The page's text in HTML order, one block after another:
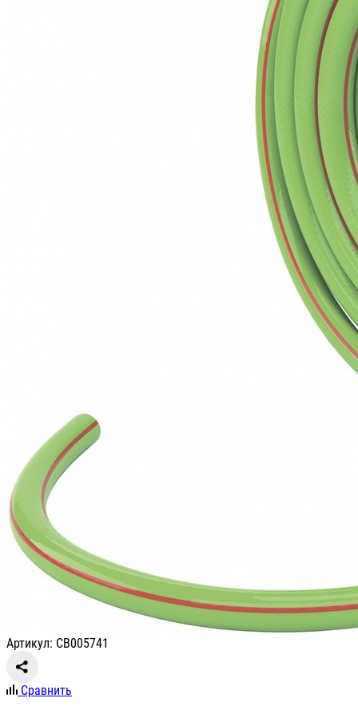
Артикул: СВ005741
Сравнить